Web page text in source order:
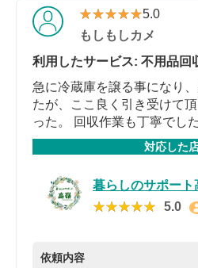
★★★★★
★★★★★5.0
もしもしカメ
利用したサービス: 不用品回
急に冷蔵庫を譲る事になり
たが、ここ良く引き受けて
った。 回収作業も丁寧でした
対応した
暮らしのサポート
★★★★★
★★★★★ 5.0
依頼内容